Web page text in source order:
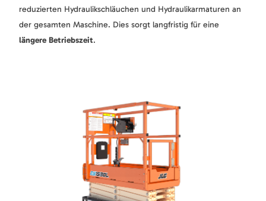
reduzierten Hydraulikschläuchen und Hydraulikarmaturen an
der gesamten Maschine. Dies sorgt langfristig für eine
längere Betriebszeit.